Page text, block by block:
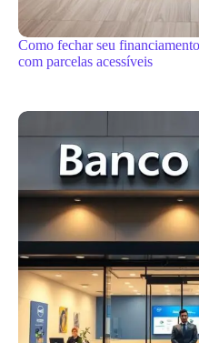
Como fechar seu
com parcelas acessíveis